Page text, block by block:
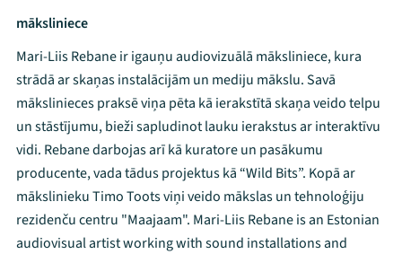
māksliniece
Mari-Liis Rebane ir igauņu audiovizuālā māksliniece, kura
strādā ar skaņas instalācijām un mediju mākslu. Savā
mākslinieces praksē viņa pēta kā ierakstītā skaņa veido telpu
un stāstījumu, bieži sapludinot lauku ierakstus ar interaktīvu
vidi. Rebane darbojas arī kā kuratore un pasākumu
producente, vada tādus projektus kā “Wild Bits”. Kopā ar
mākslinieku Timo Toots viņi veido mākslas un tehnoloģiju
rezidenču centru "Maajaam". Mari-Liis Rebane is an Estonian
audiovisual artist working with sound installations and